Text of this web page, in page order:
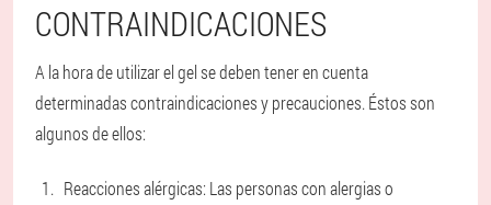
CONTRAINDICACIONES
A la hora de utilizar el gel se deben tener en cuenta
determinadas contraindicaciones y precauciones. Éstos son
algunos de ellos:
Reacciones alérgicas: Las personas con alergias o